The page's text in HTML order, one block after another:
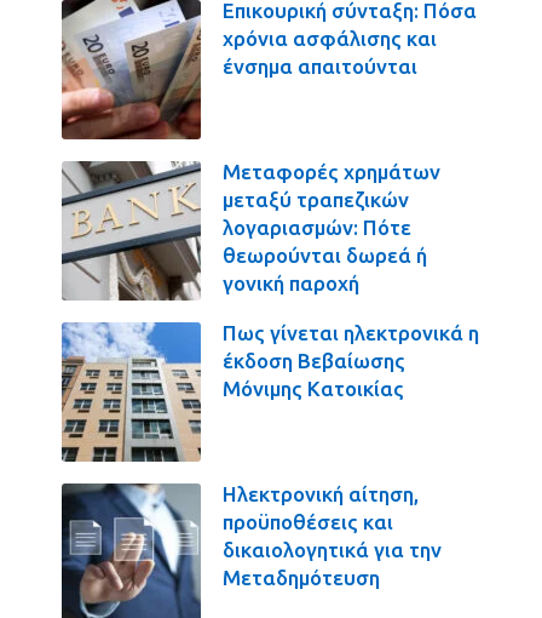
Επικουρική σύνταξη: Πόσα
χρόνια ασφάλισης και
ένσημα απαιτούνται
Μεταφορές χρημάτων
μεταξύ τραπεζικών
λογαριασμών: Πότε
θεωρούνται δωρεά ή
γονική παροχή
Πως γίνεται ηλεκτρονικά η
έκδοση Βεβαίωσης
Μόνιμης Κατοικίας
Ηλεκτρονική αίτηση,
προϋποθέσεις και
δικαιολογητικά για την
Μεταδημότευση